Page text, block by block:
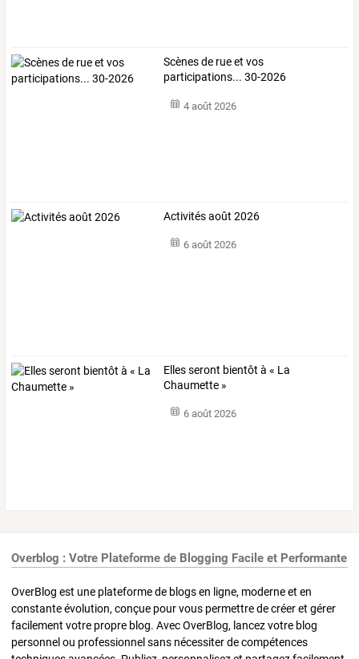
Scènes de rue et vos
participations... 30-2026
4 août 2026
Activités août 2026
6 août 2026
Elles seront bientôt à « La
Chaumette »
6 août 2026
Overblog : Votre Plateforme de Blogging Facile et Performante
OverBlog est une plateforme de blogs en ligne, moderne et en
constante évolution, conçue pour vous permettre de créer et gérer
facilement votre propre blog. Avec OverBlog, lancez votre blog
personnel ou professionnel sans nécessiter de compétences